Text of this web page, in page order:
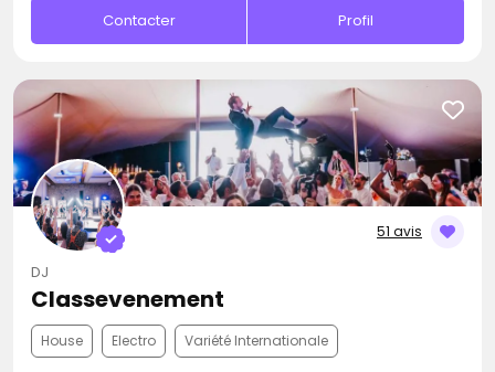
Contacter Profil
51 avis
DJ
Classevenement
House Electro Variété Internationale